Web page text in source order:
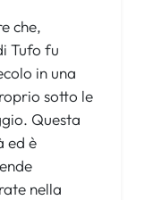
che,
Tufo fu
in una
sotto le
Questa
ed è
nella